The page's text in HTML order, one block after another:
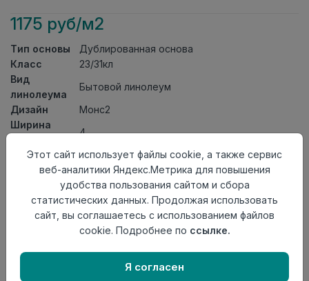
1175 руб/м2
Тип основы
Дублированная основа
Класс
23/31кл
Вид
линолеума
Бытовой линолеум
Дизайн
Монс2
Ширина
4
Общая
толщина
защитного
слоя
0,30мм
АктуальностьСнят с производства
Россия
Этот сайт использует файлы cookie, а также сервис
веб-аналитики Яндекс.Метрика для повышения
удобства пользования сайтом и сбора
статистических данных. Продолжая использовать
сайт, вы соглашаетесь с использованием файлов
cookie. Подробнее по ссылке.
Я согласен